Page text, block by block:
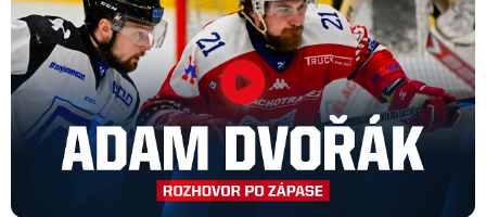
Náhradní termín 32. kola
Úterý 27. ledna |Utkání 32. kola v Písku, které se
mělo původně odehrát 31. ledna, bylo z důvodu
marodky Králůodloženo. Kluby se domluvily na
náhradním termínu, Bruslaři se s Pískem utkají
venkuv pondělí 16. února od 18:00.